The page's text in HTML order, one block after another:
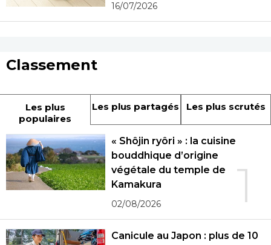
16/07/2026
Classement
Les plus
populaires
Les plus partagés Les plus scrutés
1
« Shôjin ryôri » : la cuisine
bouddhique d’origine
végétale du temple de
Kamakura
02/08/2026
Canicule au Japon : plus de 10